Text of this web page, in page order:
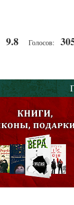
9.8 Голосов: